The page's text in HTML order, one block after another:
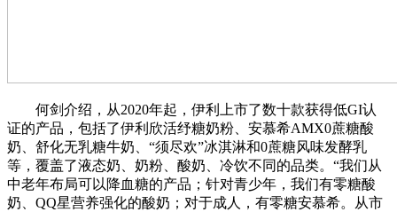
何剑介绍，从2020年起，伊利上市了数十款获得低GI认
证的产品，包括了伊利欣活纾糖奶粉、安慕希AMX0蔗糖酸
奶、舒化无乳糖牛奶、“须尽欢”冰淇淋和0蔗糖风味发酵乳
等，覆盖了液态奶、奶粉、酸奶、冷饮不同的品类。“我们从
中老年布局可以降血糖的产品；针对青少年，我们有零糖酸
奶、QQ星营养强化的酸奶；对于成人，有零糖安慕希。从市